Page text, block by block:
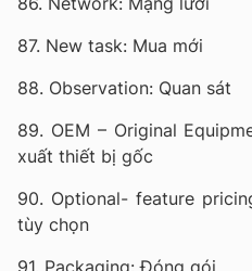
87. New task: Mua mới
88. Observation: Quan sát
89. OEM – Original
xuất thiết bị gốc
90. Optional- feature
tùy chọn